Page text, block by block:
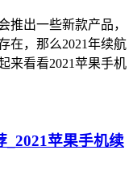
推出一些新款产品，
在，那么2021年续航
来看看2021苹果手机